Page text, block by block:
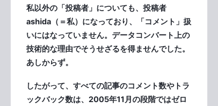
私以外の「投稿者」についても、投稿者
ashida（＝私）になっており、「コメント」扱
いにはなっていません。データコンバート上の
技術的な理由でそうせざるを得ませんでした。
あしからず。
したがって、すべての記事のコメント数やトラ
ックバック数は、2005年11月の段階ではゼロ